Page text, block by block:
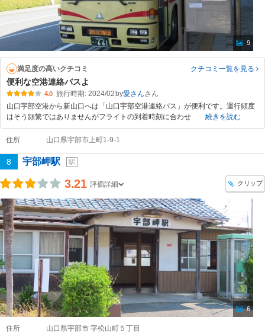
9
満足度の高いクチコミ クチコミ一覧を見る
便利な空港連絡バスよ
4.0 旅行時期: 2024/02 by愛さん
山口宇部空港から新山口へは「山口宇部空港連絡バス」が便利です。運行頻度
はそう頻繁ではありませんがフライトの到着時刻に合わせ
続きを読む
住所 山口県宇部市上町1-9-1
8 宇部岬駅 駅
3.21 評価詳細 クリップ
6
住所 山口県宇部市 字松山町５丁目